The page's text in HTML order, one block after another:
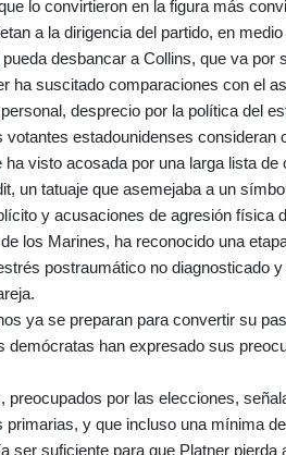
lo convirtieron en la figura más
a la dirigencia del partido, en
desbancar a Collins, que va por
ha suscitado comparaciones con el
desprecio por la política del
estadounidenses consideran
ha visto acosada por una larga lista
un tatuaje que asemejaba a un
y acusaciones de agresión física
los Marines, ha reconocido una
postraumático no diagnosticado
ya se preparan para convertir su
demócratas han expresado sus
preocupados por las elecciones,
primarias, y que incluso una mínima
ser suficiente para que Platner pierda